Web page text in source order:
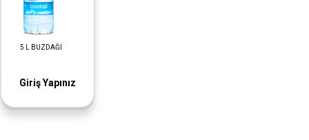
5 L BUZDAĞI
Giriş Yapınız